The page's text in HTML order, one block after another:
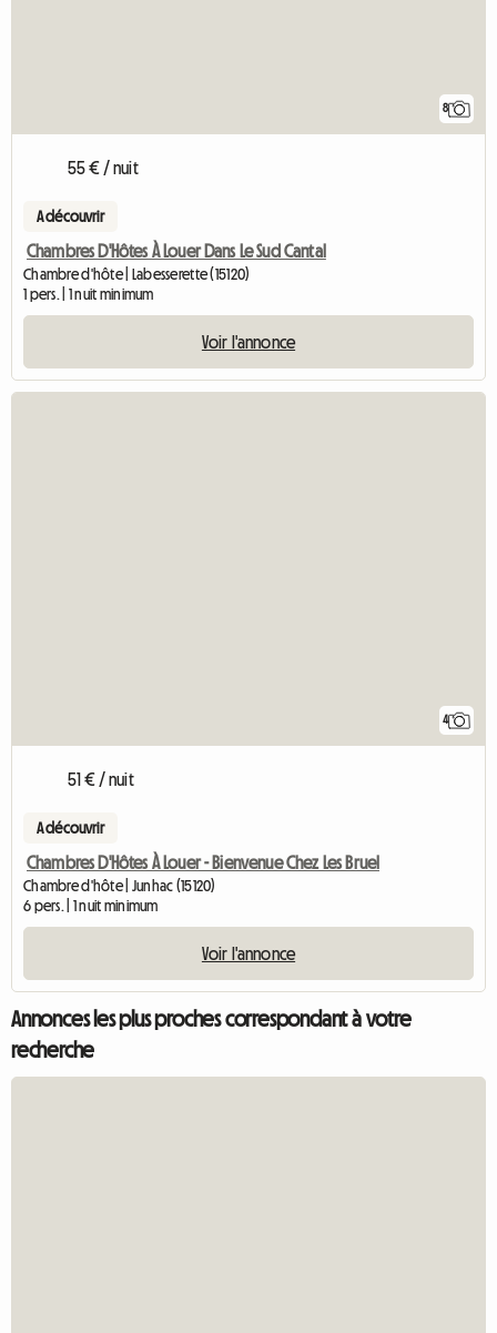
8
55 € / nuit
A découvrir
Chambres D'Hôtes À Louer Dans Le Sud Cantal
Chambre d'hôte | Labesserette (15120)
1 pers. | 1 nuit minimum
Voir l'annonce
4
51 € / nuit
A découvrir
Chambres D'Hôtes À Louer - Bienvenue Chez Les Bruel
Chambre d'hôte | Junhac (15120)
6 pers. | 1 nuit minimum
Voir l'annonce
Annonces les plus proches correspondant à votre
recherche